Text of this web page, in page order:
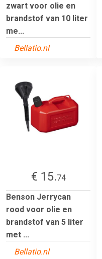
zwart voor olie en
brandstof van 10 liter
me...
Bellatio.nl
€ 15.74
Benson Jerrycan
rood voor olie en
brandstof van 5 liter
met ...
Bellatio.nl